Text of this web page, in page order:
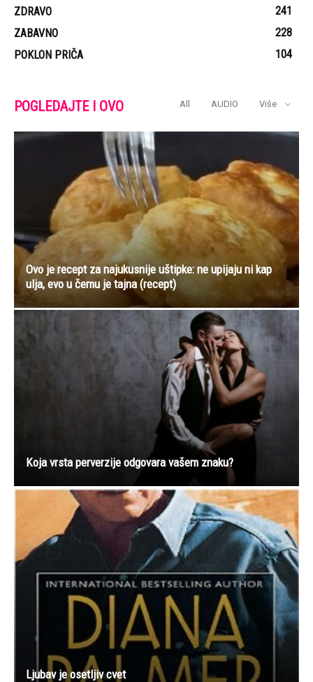
ZDRAVO
241
ZABAVNO
228
POKLON PRIČA
104
POGLEDAJTE I OVO All AUDIO Više
Ovo je recept za najukusnije uštipke: ne upijaju ni kap
ulja, evo u čemu je tajna (recept)
Koja vrsta perverzije odgovara vašem znaku?
Ljubav je osetljiv cvet